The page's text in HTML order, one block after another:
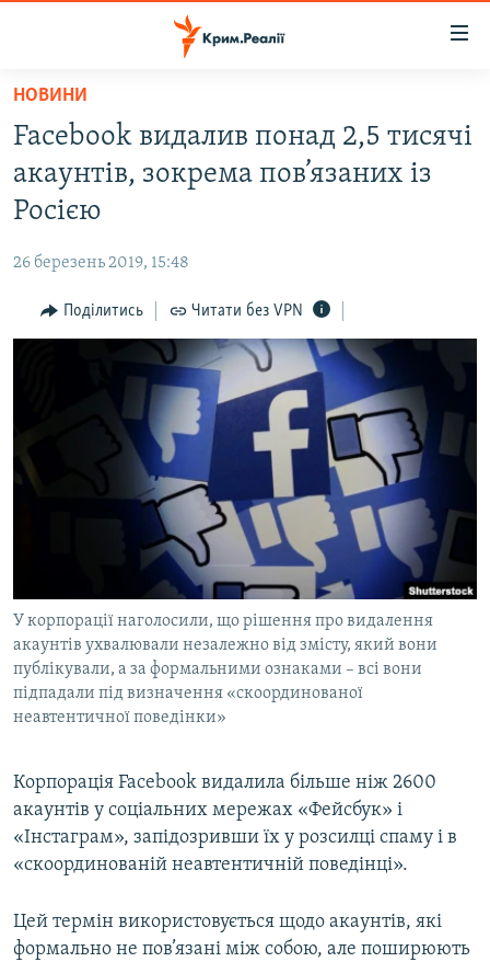
Перейти
основного
матеріалу
Перейти
до
основної
навігації
Перейти
до
НОВИНИ
ВІДЕО ТА ФОТО
БЛОГИ
ПОГЛЯД
СПЕЦПРОЕКТИ
ВІДЕОУРОКИ «ELIFBE»
СВІДЧЕННЯ ОКУПАЦІЇ
УКРАЇНСЬКА ПРОБЛЕМА КРИМУ
ІНФОГРАФІКА
ЯК ОБІЙТИ БЛОКУВАННЯ
ДОЛУЧАЙСЯ!
Усі сайти RFE/RL
НОВИНИ
Facebook видалив понад 2,5 тисячі
акаунтів, зокрема пов’язаних із
Росією
26 березень 2019, 15:48
Поділитись Читати без VPN
У корпорації наголосили, що рішення про видалення
акаунтів ухвалювали незалежно від змісту, який вони
публікували, а за формальними ознаками – всі вони
підпадали під визначення «скоординованої
неавтентичної поведінки»
Корпорація Facebook видалила більше ніж 2600
акаунтів у соціальних мережах «Фейсбук» і
«Інстаграм», запідозривши їх у розсилці спаму і в
«скоординованій неавтентичній поведінці».
Цей термін використовується щодо акаунтів, які
формально не пов’язані між собою, але поширюють